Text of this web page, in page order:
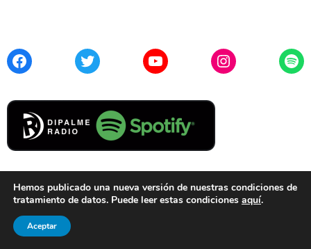
FacebookTwitter YouTubeInstagram
Cookies
© 2021 Diputación de Almería. Todos los derechos reservados.
Hemos publicado una nueva versión de nuestras condiciones de
tratamiento de datos. Puede leer estas condiciones aquí.
Aceptar